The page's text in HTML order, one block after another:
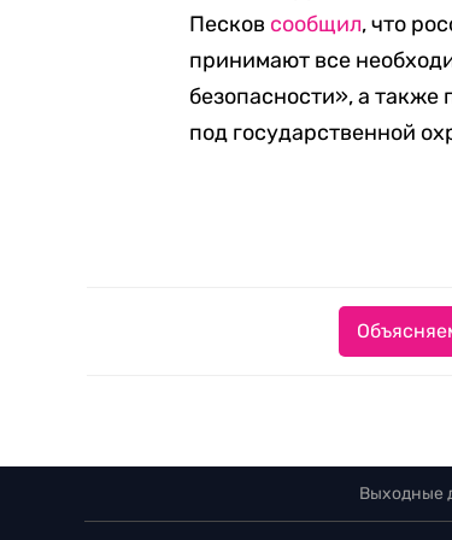
Песков сообщил, что
принимают все
безопасности», а
под государственной
Выходные